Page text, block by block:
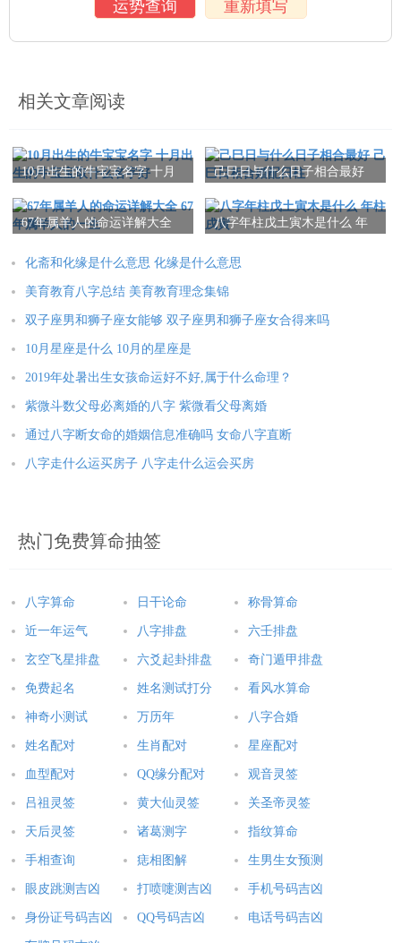
八字环致尊坊牛津布 八字环制作过程
运势查询 重新填写
相关文章阅读
10月出生的牛宝宝名字 十月
己巳日与什么日子相合最好
67年属羊人的命运详解大全
八字年柱戊土寅木是什么 年
化斋和化缘是什么意思 化缘是什么意思
美育教育八字总结 美育教育理念集锦
双子座男和狮子座女能够 双子座男和狮子座女合得来吗
10月星座是什么 10月的星座是
2019年处暑出生女孩命运好不好,属于什么命理？
紫微斗数父母必离婚的八字 紫微看父母离婚
通过八字断女命的婚姻信息准确吗 女命八字直断
八字走什么运买房子 八字走什么运会买房
热门免费算命抽签
八字算命 日干论命 称骨算命
近一年运气 八字排盘 六壬排盘
玄空飞星排盘 六爻起卦排盘 奇门遁甲排盘
免费起名 姓名测试打分 看风水算命
神奇小测试 万历年 八字合婚
姓名配对 生肖配对 星座配对
血型配对 QQ缘分配对 观音灵签
吕祖灵签 黄大仙灵签 关圣帝灵签
天后灵签 诸葛测字 指纹算命
手相查询 痣相图解 生男生女预测
眼皮跳测吉凶 打喷嚏测吉凶 手机号码吉凶
身份证号码吉凶 QQ号码吉凶 电话号码吉凶